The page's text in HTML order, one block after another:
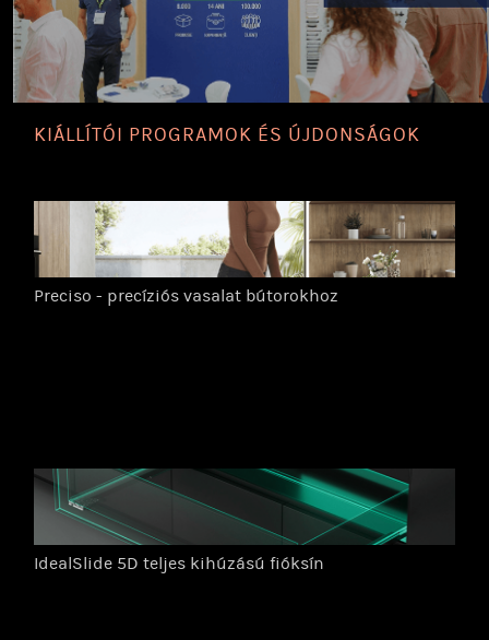
KIÁLLÍTÓI PROGRAMOK ÉS ÚJDONSÁGOK
Preciso - precíziós vasalat bútorokhoz
IdealSlide 5D teljes kihúzású fióksín